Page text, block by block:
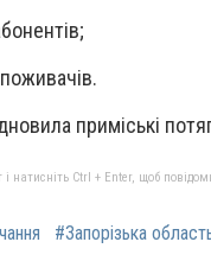
приміські
натисніть Ctrl + Enter, щоб
#Запорізька